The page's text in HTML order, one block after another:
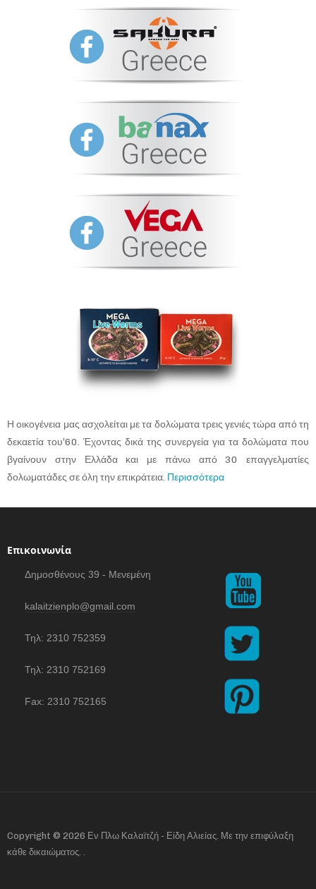
Η οικογένεια μας ασχολείται με τα δολώματα τρεις γενιές τώρα από τη
δεκαετία του’60. Έχοντας δικά της συνεργεία για τα δολώματα που
βγαίνουν στην Ελλάδα και με πάνω από 30 επαγγελματίες
δολωματάδες σε όλη την επικράτεια. Περισσότερα
Επικοινωνία
Δημοσθένους 39 - Μενεμένη
kalaitzienplo@gmail.com
Τηλ: 2310 752359
Τηλ: 2310 752169
Fax: 2310 752165
Copyright © 2026 Εν Πλω Καλαϊτζή - Είδη Αλιείας. Με την επιφύλαξη
κάθε δικαιώματος. .